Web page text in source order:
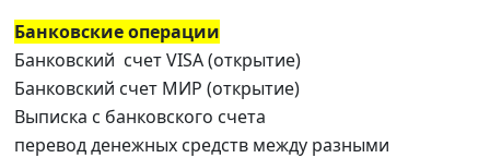
Банковские операции
Банковский счет VISA (открытие)
Банковский счет МИР (открытие)
Выписка с банковского счета
перевод денежных средств между разными